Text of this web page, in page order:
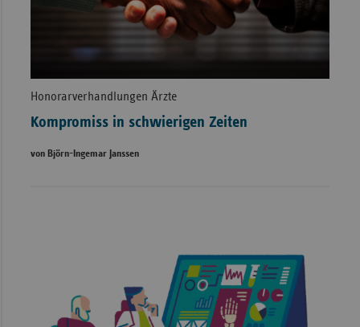
Honorarverhandlungen Ärzte
Kompromiss in schwierigen Zeiten
von Björn-Ingemar Janssen